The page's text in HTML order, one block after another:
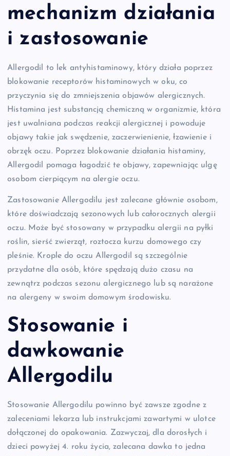
mechanizm działania
i zastosowanie
Allergodil to lek antyhistaminowy, który działa poprzez
blokowanie receptorów histaminowych w oku, co
przyczynia się do zmniejszenia objawów alergicznych.
Histamina jest substancją chemiczną w organizmie, która
jest uwalniana podczas reakcji alergicznej i powoduje
objawy takie jak swędzenie, zaczerwienienie, łzawienie i
obrzęk oczu. Poprzez blokowanie działania histaminy,
Allergodil pomaga łagodzić te objawy, zapewniając ulgę
osobom cierpiącym na alergie oczu.
Zastosowanie Allergodilu jest zalecane głównie osobom,
które doświadczają sezonowych lub całorocznych alergii
oczu. Może być stosowany w przypadku alergii na pyłki
roślin, sierść zwierząt, roztocza kurzu domowego czy
pleśnie. Krople do oczu Allergodil są szczególnie
przydatne dla osób, które spędzają dużo czasu na
zewnątrz podczas sezonu alergicznego lub są narażone
na alergeny w swoim domowym środowisku.
Stosowanie i
dawkowanie
Allergodilu
Stosowanie Allergodilu powinno być zawsze zgodne z
zaleceniami lekarza lub instrukcjami zawartymi w ulotce
dołączonej do opakowania. Zazwyczaj, dla dorosłych i
dzieci powyżej 4. roku życia, zalecana dawka to jedna